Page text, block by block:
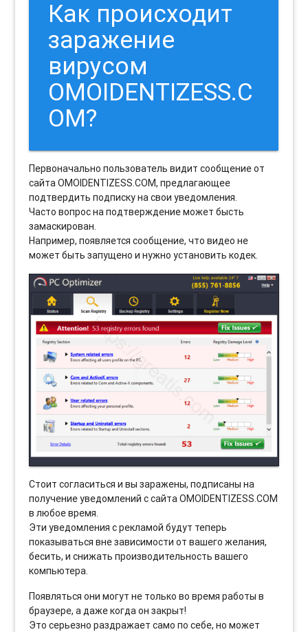
Как происходит
заражение
вирусом
OMOIDENTIZESS.C
OM?
Первоначально пользователь видит сообщение от
сайта OMOIDENTIZESS.COM, предлагающее
подтвердить подписку на свои уведомления.
Часто вопрос на подтверждение может бысть
замаскирован.
Например, появляется сообщение, что видео не
может быть запущено и нужно установить кодек.
Стоит согласиться и вы заражены, подписаны на
получение уведомлений с сайта OMOIDENTIZESS.COM
в любое время.
Эти уведомления с рекламой будут теперь
показываться вне зависимости от вашего желания,
бесить, и снижать производительность вашего
компьютера.
Появляться они могут не только во время работы в
браузере, а даже когда он закрыт!
Это серьезно раздражает само по себе, но может